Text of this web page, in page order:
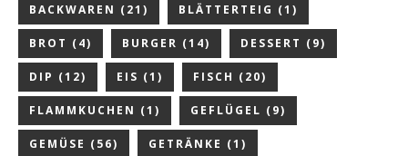
BACKWAREN (21) BLÄTTERTEIG (1)
BROT (4) BURGER (14) DESSERT (9)
DIP (12) EIS (1) FISCH (20)
FLAMMKUCHEN (1) GEFLÜGEL (9)
GEMÜSE (56) GETRÄNKE (1)